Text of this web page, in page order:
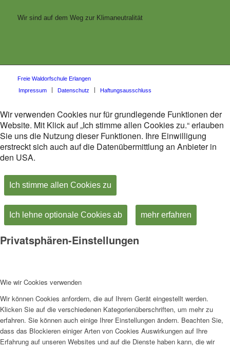
Wir sind auf dem Weg zur Klimaneutralität
Freie Waldorfschule Erlangen
Impressum
Datenschutz Haftungsausschluss
Wir verwenden Cookies nur für grundlegende Funktionen der
Website. Mit Klick auf „Ich stimme allen Cookies zu.“ erlauben
Sie uns die Nutzung dieser Funktionen. Ihre Einwilligung
erstreckt sich auch auf die Datenübermittlung an Anbieter in
den USA.
Ich stimme allen Cookies zu
Ich lehne optionale Cookies ab mehr erfahren
Privatsphären-Einstellungen
Wie wir Cookies verwenden
Wir können Cookies anfordern, die auf Ihrem Gerät eingestellt werden.
Klicken Sie auf die verschiedenen Kategorienüberschriften, um mehr zu
erfahren. Sie können auch einige Ihrer Einstellungen ändern. Beachten Sie,
dass das Blockieren einiger Arten von Cookies Auswirkungen auf Ihre
Erfahrung auf unseren Websites und auf die Dienste haben kann, die wir